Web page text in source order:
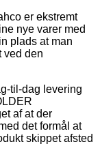
er ekstremt
nye varer med
plads at man
ved den
til-dag levering
af at der
det formål at
skippet afsted